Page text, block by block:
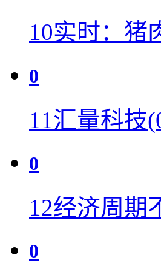
10实时：猪
0
11汇量科技
0
12经济周期
0